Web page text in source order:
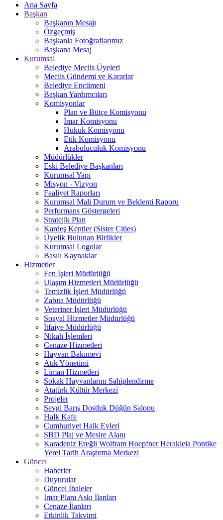
Ana Sayfa
Başkan
Başkanın Mesajı
Özgeçmiş
Başkanla Fotoğraflarımız
Başkana Mesaj
Kurumsal
Belediye Meclis Üyeleri
Meclis Gündemi ve Kararlar
Belediye Encümeni
Başkan Yardımcıları
Komisyonlar
Plan ve Bütçe Komisyonu
İmar Komisyonu
Hukuk Komisyonu
Etik Komisyonu
Arabuluculuk Komisyonu
Müdürlükler
Eski Belediye Başkanları
Kurumsal Yapı
Misyon - Vizyon
Faaliyet Raporları
Kurumsal Mali Durum ve Beklenti Raporu
Performans Göstergeleri
Stratejik Plan
Kardeş Kentler (Sister Cities)
Üyelik Bulunan Birlikler
Kurumsal Logolar
Basılı Kaynaklar
Hizmetler
Fen İşleri Müdürlüğü
Ulaşım Hizmetleri Müdürlüğü
Temizlik İşleri Müdürlüğü
Zabıta Müdürlüğü
Veteriner İşleri Müdürlüğü
Sosyal Hizmetler Müdürlüğü
İtfaiye Müdürlüğü
Nikah İşlemleri
Cenaze Hizmetleri
Hayvan Bakımevi
Atık Yönetimi
Liman Hizmetleri
Sokak Hayvanlarını Sahiplendirme
Atatürk Kültür Merkezi
Projeler
Sevgi Barış Dostluk Düğün Salonu
Halk Kafe
Cumhuriyet Halk Evleri
SBD Plaj ve Mesire Alanı
Karadeniz Ereğli Wolfram Hoepfner Herakleia Pontike
Yerel Tarih Araştırma Merkezi
Güncel
Haberler
Duyurular
Güncel İhaleler
İmar Planı Askı İlanları
Cenaze İlanları
Etkinlik Takvimi